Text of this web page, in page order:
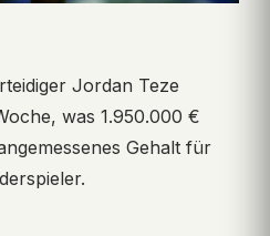
Jordan Teze
was 1.950.000 €
Gehalt für